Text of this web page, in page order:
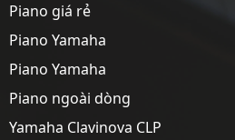
Piano giá rẻ
Piano Yamaha
Piano Yamaha
Piano ngoài dòng
Yamaha Clavinova CLP